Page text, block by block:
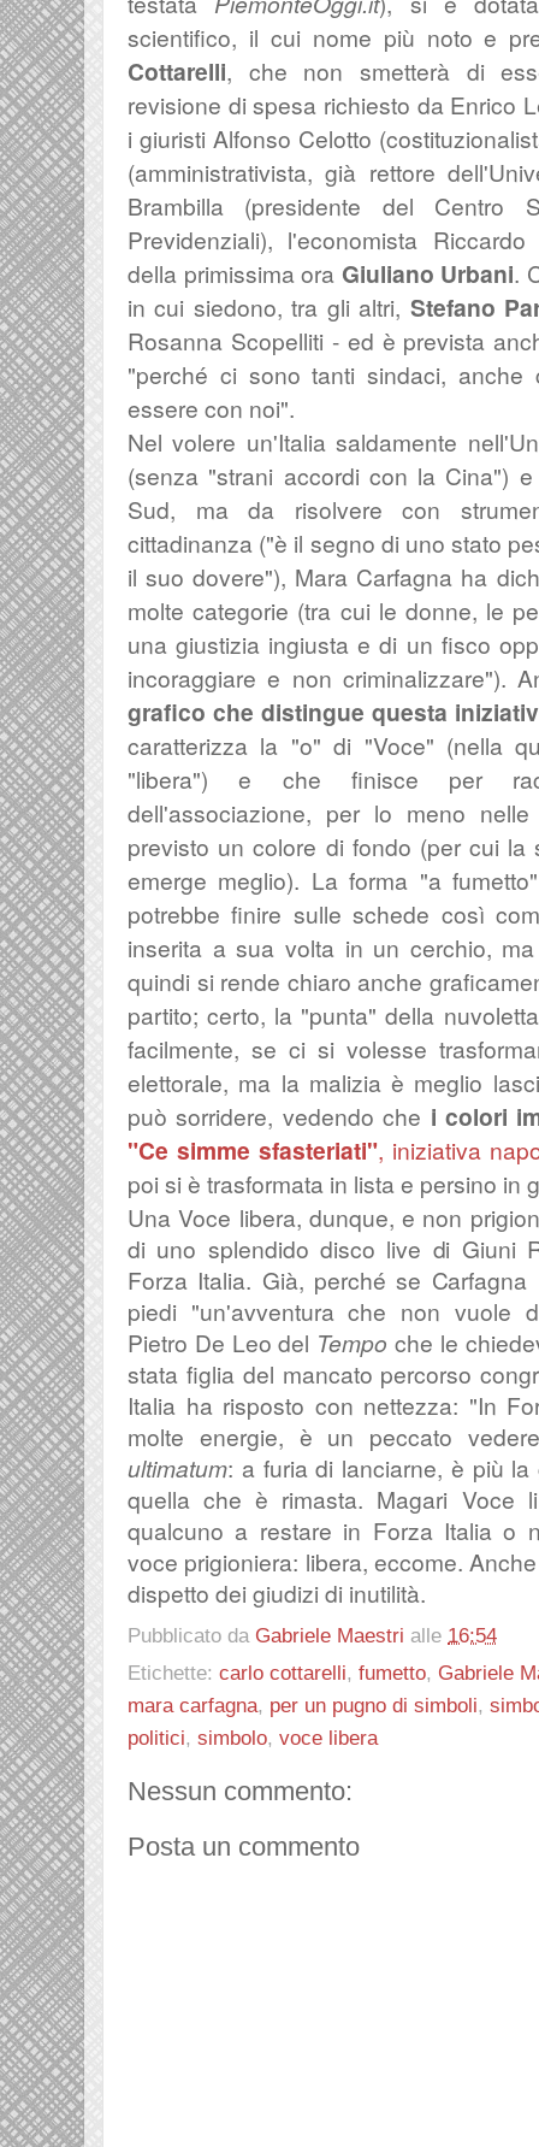
scientifico, il cui nome più noto e
Cottarelli, che non smetterà di
revisione di spesa richiesto da Enrico
i giuristi Alfonso Celotto
(amministrativista, già rettore
Brambilla (presidente del Centro
Previdenziali), l'economista
della primissima ora Giuliano Urbani.
in cui siedono, tra gli altri, Stefano
Rosanna Scopelliti - ed è prevista
"perché ci sono tanti sindaci,
essere con noi".
Nel volere un'Italia saldamente
(senza "strani accordi con la Cina")
Sud, ma da risolvere con
cittadinanza ("è il segno di uno stato
il suo dovere"), Mara Carfagna ha
molte categorie (tra cui le donne, le
una giustizia ingiusta e di un fisco
incoraggiare e non criminalizzare").
grafico che distingue questa
caratterizza la "o" di "Voce" (nella
"libera") e che finisce per
dell'associazione, per lo meno
previsto un colore di fondo (per cui la
emerge meglio). La forma "a
potrebbe finire sulle schede così
inserita a sua volta in un cerchio,
quindi si rende chiaro anche
partito; certo, la "punta" della
facilmente, se ci si volesse
elettorale, ma la malizia è meglio
può sorridere, vedendo che i colori
"Ce simme sfasteriati", iniziativa
poi si è trasformata in lista e persino in
Una Voce libera, dunque, e non
di uno splendido disco live di Giuni
Forza Italia. Già, perché se
piedi "un'avventura che non vuole
Pietro De Leo del Tempoche le
stata figlia del mancato percorso
Italia ha risposto con nettezza: "In
molte energie, è un peccato
ultimatum: a furia di lanciarne, è più
quella che è rimasta. Magari Voce
qualcuno a restare in Forza Italia o
voce prigioniera: libera, eccome.
dispetto dei giudizi di inutilità.
Pubblicato da Gabriele Maestri alle 16:54
Etichette: carlo cottarelli, fumetto, Gabriele
mara carfagna, per un pugno di simboli,
politici, simbolo, voce libera
Nessun commento:
Posta un commento